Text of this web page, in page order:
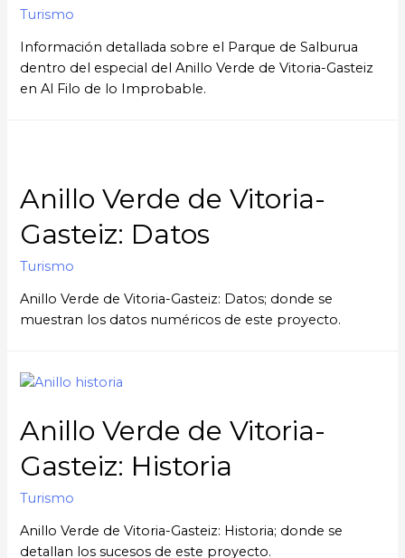
Turismo
Información detallada sobre el Parque de Salburua
dentro del especial del Anillo Verde de Vitoria-Gasteiz
en Al Filo de lo Improbable.
Anillo Verde de Vitoria-
Gasteiz: Datos
Turismo
Anillo Verde de Vitoria-Gasteiz: Datos; donde se
muestran los datos numéricos de este proyecto.
Anillo Verde de Vitoria-
Gasteiz: Historia
Turismo
Anillo Verde de Vitoria-Gasteiz: Historia; donde se
detallan los sucesos de este proyecto.